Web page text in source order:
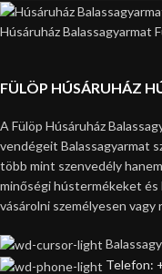
Húsáruház Balassagyarmat
FÜLÖP HÚSÁRUHÁZ
A Fülöp Húsáruház
vendégeit Balassagyarmat
több mint szenvedély
minőségi hústermékeket
vásárolni személyesen
Telefon: